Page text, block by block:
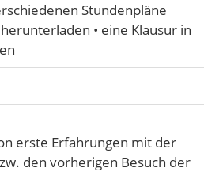
Stundenpläne
• eine Klausur in
erste Erfahrungen mit der
den vorherigen Besuch der